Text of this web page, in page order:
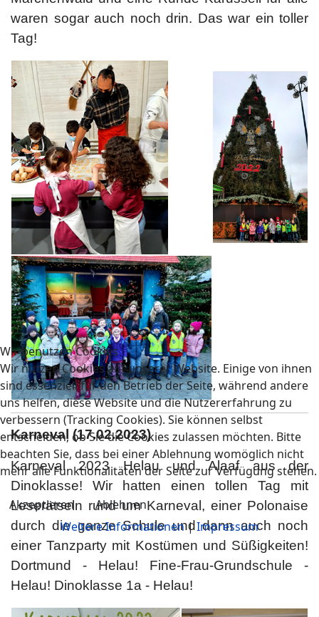
waren sogar auch noch drin. Das war ein toller
Tag!
Karneval (17.02.2023)
Karneval 2023 Helau und Alaaf aus der
Dinoklasse! Wir hatten einen tollen Tag mit
Leserätseln rund um Karneval, einer Polonaise
durch die ganze Schule und dann auch noch
einer Tanzparty mit Kostümen und Süßigkeiten!
Dortmund - Helau! Fine-Frau-Grundschule -
Helau! Dinoklasse 1a - Helau!
Wir benutzen Cookies
Wir nutzen Cookies auf unserer Website. Einige von ihnen
sind essenziell für den Betrieb der Seite, während andere
uns helfen, diese Website und die Nutzererfahrung zu
verbessern (Tracking Cookies). Sie können selbst
entscheiden, ob Sie die Cookies zulassen möchten. Bitte
beachten Sie, dass bei einer Ablehnung womöglich nicht
mehr alle Funktionalitäten der Seite zur Verfügung stehen.
Akzeptieren
Ablehnen
Weitere Informationen|Impressum